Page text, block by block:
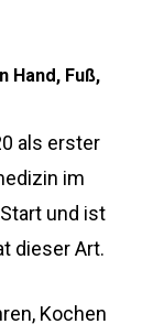
Hand, Fuß,
als erster
im
und ist
dieser Art.
Kochen